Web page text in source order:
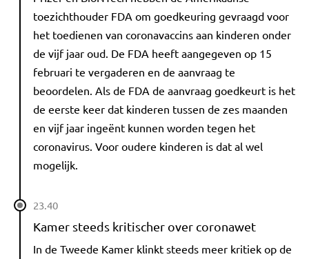
toezichthouder FDA om goedkeuring gevraagd voor
het toedienen van coronavaccins aan kinderen onder
de vijf jaar oud. De FDA heeft aangegeven op 15
februari te vergaderen en de aanvraag te
beoordelen. Als de FDA de aanvraag goedkeurt is het
de eerste keer dat kinderen tussen de zes maanden
en vijf jaar ingeënt kunnen worden tegen het
coronavirus. Voor oudere kinderen is dat al wel
mogelijk.
23.40
Kamer steeds kritischer over coronawet
In de Tweede Kamer klinkt steeds meer kritiek op de